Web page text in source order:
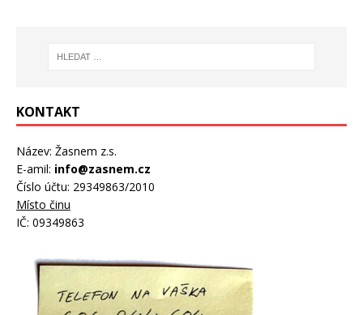
KONTAKT
Název: Žasnem z.s.
E-amil: info@zasnem.cz
Číslo účtu: 29349863/2010
Místo činu
IČ: 09349863